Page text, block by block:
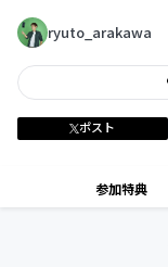
ryuto_arakawa
ポスト
参加特典